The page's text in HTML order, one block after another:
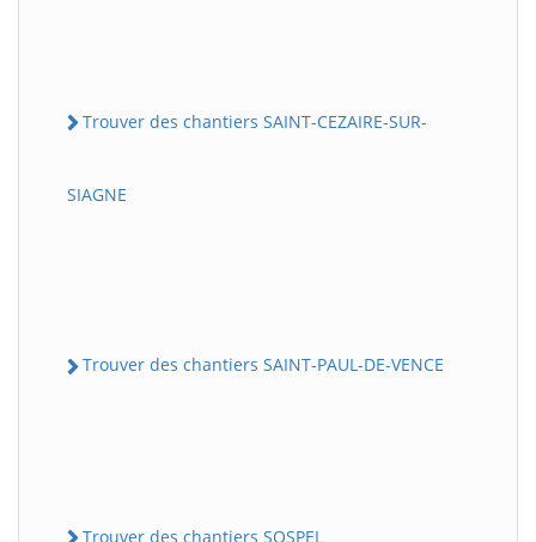
Trouver des chantiers SAINT-CEZAIRE-SUR-
SIAGNE
Trouver des chantiers SAINT-PAUL-DE-VENCE
Trouver des chantiers SOSPEL